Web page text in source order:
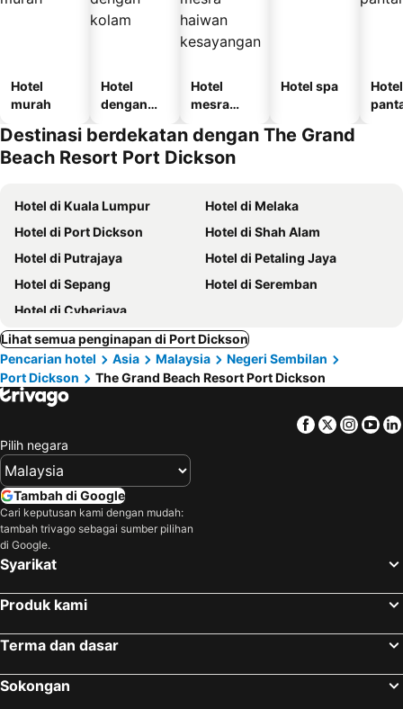
Hotel
murah
Hotel
dengan
Hotel
mesra
kesayanga
n
Hotel spa
Hotel
Destinasi berdekatan dengan The Grand
Beach Resort Port Dickson
Hotel di Kuala Lumpur
Hotel di Melaka
Hotel di Port Dickson
Hotel di Shah Alam
Hotel di Putrajaya
Hotel di Petaling Jaya
Hotel di Sepang
Hotel di Seremban
Hotel di Cyberjaya
Lihat semua penginapan di Port Dickson
Pencarian hotel
Asia Malaysia
Negeri Sembilan
Port Dickson
The Grand Beach Resort Port Dickson
Facebook
Twitter
Pilih negara
Tambah di Google
Cari keputusan kami dengan mudah:
tambah trivago sebagai sumber pilihan
di Google.
Syarikat
Produk kami
Terma dan dasar
Sokongan